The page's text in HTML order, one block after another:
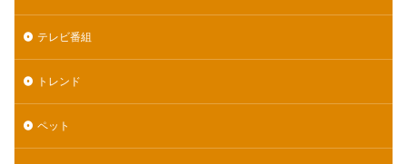
テレビ番組
トレンド
ペット